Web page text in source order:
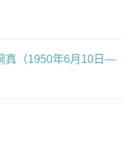
真（1950年6月10日—